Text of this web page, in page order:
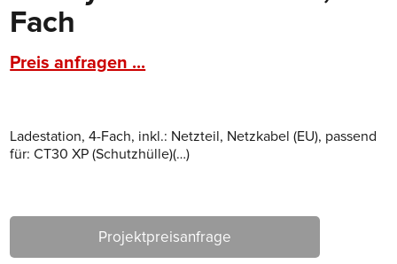
Fach
Preis anfragen ...
Ladestation, 4-Fach, inkl.: Netzteil, Netzkabel (EU), passend
für: CT30 XP (Schutzhülle)(…)
Projektpreisanfrage